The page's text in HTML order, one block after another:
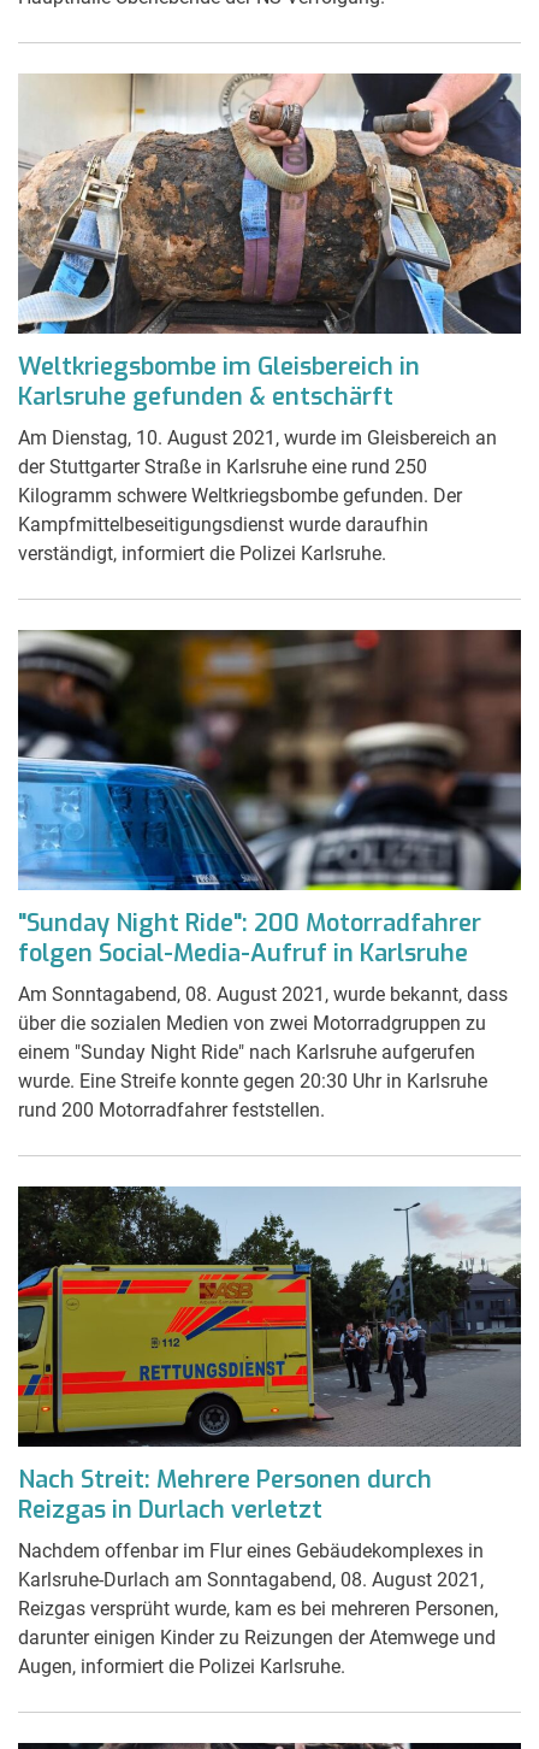
Weltkriegsbombe im Gleisbereich in
Karlsruhe gefunden & entschärft
Am Dienstag, 10. August 2021, wurde im Gleisbereich an
der Stuttgarter Straße in Karlsruhe eine rund 250
Kilogramm schwere Weltkriegsbombe gefunden. Der
Kampfmittelbeseitigungsdienst wurde daraufhin
verständigt, informiert die Polizei Karlsruhe.
"Sunday Night Ride": 200 Motorradfahrer
folgen Social-Media-Aufruf in Karlsruhe
Am Sonntagabend, 08. August 2021, wurde bekannt, dass
über die sozialen Medien von zwei Motorradgruppen zu
einem "Sunday Night Ride" nach Karlsruhe aufgerufen
wurde. Eine Streife konnte gegen 20:30 Uhr in Karlsruhe
rund 200 Motorradfahrer feststellen.
Nach Streit: Mehrere Personen durch
Reizgas in Durlach verletzt
Nachdem offenbar im Flur eines Gebäudekomplexes in
Karlsruhe-Durlach am Sonntagabend, 08. August 2021,
Reizgas versprüht wurde, kam es bei mehreren Personen,
darunter einigen Kinder zu Reizungen der Atemwege und
Augen, informiert die Polizei Karlsruhe.